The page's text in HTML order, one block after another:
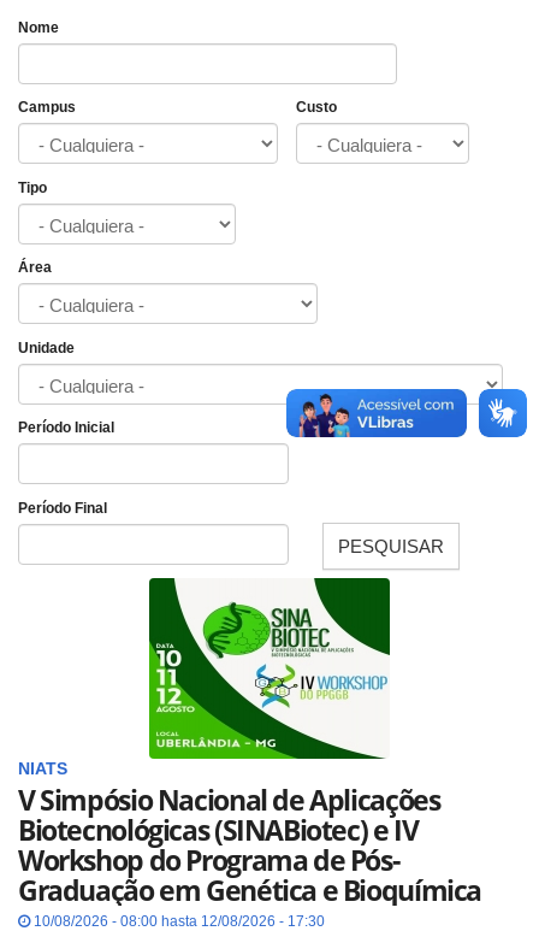
Nome
Campus Custo
Tipo
Área
Unidade
Período Inicial
Período Final
PESQUISAR
NIATS
V Simpósio Nacional de Aplicações
Biotecnológicas (SINABiotec) e IV
Workshop do Programa de Pós-
Graduação em Genética e Bioquímica
10/08/2026 - 08:00 hasta 12/08/2026 - 17:30